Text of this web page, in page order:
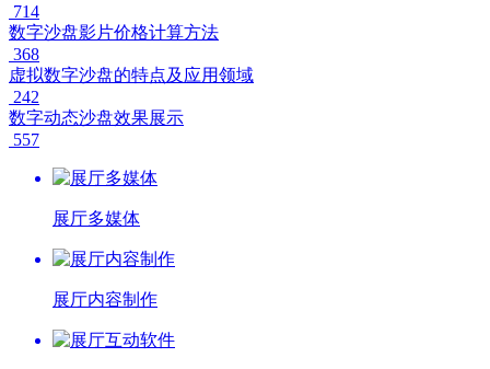
714
数字沙盘影片价格计算方法
368
虚拟数字沙盘的特点及应用领域
242
数字动态沙盘效果展示
557
展厅多媒体
展厅内容制作